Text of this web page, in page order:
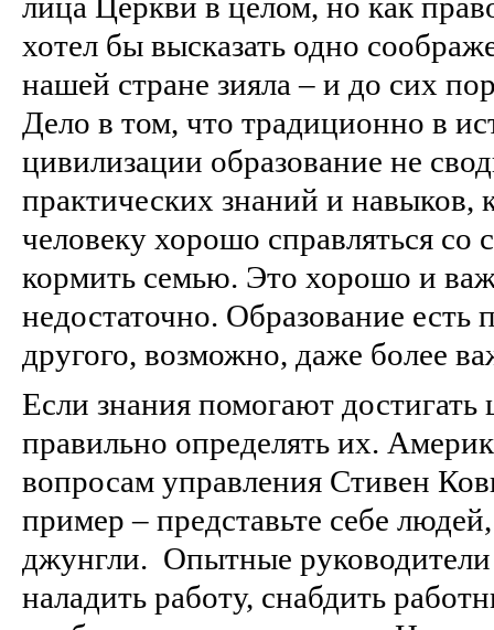
хотел бы высказать одно
нашей стране зияла – и до сих
Дело в том, что традиционно в
цивилизации образование не
практических знаний и навыков,
человеку хорошо справляться со
кормить семью. Это хорошо и
недостаточно. Образование есть
другого, возможно, даже более
Если знания помогают достигать
правильно определять их.
вопросам управления Стивен
пример – представьте себе
джунгли. Опытные руководители
наладить работу, снабдить